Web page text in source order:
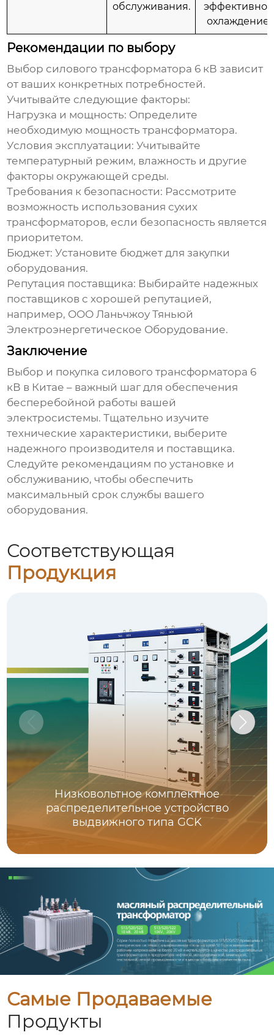
обслуживания.
эффективное
охлаждение.
Рекомендации по выбору
Выбор силового трансформатора 6 кВ зависит
от ваших конкретных потребностей.
Учитывайте следующие факторы:
Нагрузка и мощность: Определите
необходимую мощность трансформатора.
Условия эксплуатации: Учитывайте
температурный режим, влажность и другие
факторы окружающей среды.
Требования к безопасности: Рассмотрите
возможность использования сухих
трансформаторов, если безопасность является
приоритетом.
Бюджет: Установите бюджет для закупки
оборудования.
Репутация поставщика: Выбирайте надежных
поставщиков с хорошей репутацией,
например, ООО Ланьчжоу Тяньюй
Электроэнергетическое Оборудование.
Заключение
Выбор и покупка силового трансформатора 6
кВ в Китае – важный шаг для обеспечения
бесперебойной работы вашей
электросистемы. Тщательно изучите
технические характеристики, выберите
надежного производителя и поставщика.
Следуйте рекомендациям по установке и
обслуживанию, чтобы обеспечить
максимальный срок службы вашего
оборудования.
Соответствующая
Продукция
Низковольтное комплектное
распределительное устройство
выдвижного типа GCK
Самые Продаваемые
Продукты